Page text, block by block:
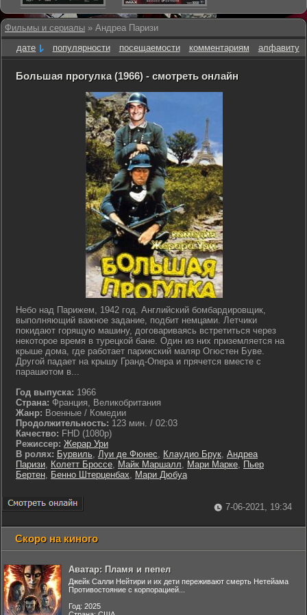
Фильмы и сериалы » Андреа Паризи
дате
популярности посещаемости комментариям алфавиту
Большая прогулка (1966) - смотреть онлайн
Небо над Парижем, 1942 год. Английский бомбардировщик,
выполняющий важное задание, подбит немцами. Летчики
покидают горящую машину, договариваясь встретиться через
некоторое время в турецкой бане. Один из них приземляется на
крыше дома, где работает парижский маляр Огюстен Буве.
Другой падает на крышу Гранд-Опера и прячется вместе с
парашютом в...
Год выпуска: 1966
Страна: Франция, Великобритания
Жанр: Военные / Комедии
Продолжительность: 123 мин. / 02:03
Качество: FHD (1080p)
Режиссер: Жерар Ури
В ролях: Бурвиль, Луи де Фюнес, Клаудио Брук, Андреа
Паризи, Колетт Броссе, Майк Маршалл, Мари Марке, Пьер
Бертен, Бенно Штерценбах, Мари Дюбуа
7-06-2021, 19:34
Скоро на киного
Аватар: Пламя и пепел
Джейк Салли Нейтири и их дети переживают смерть Нетейама
Противостояние с корпорацией...
Год: 2025